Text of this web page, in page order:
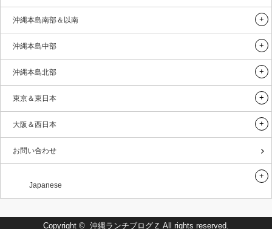
沖縄本島南部＆以南
沖縄本島中部
沖縄本島北部
東京＆東日本
大阪＆西日本
お問い合わせ
Japanese
Copyright © 沖縄ランチブログＺ All rights reserved.